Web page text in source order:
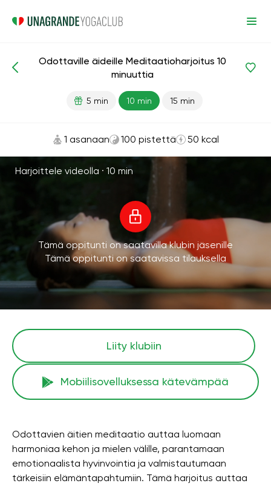
Meditaatiot ja hengitys Äitiys
Odottaville äideille Meditaatioharjoitus 10
minuuttia
5 min 10 min 15 min
1 asanaan 100 pistettä 50 kcal
Harjoittele videolla · 10 min
Tämä oppitunti on saatavilla klubin jäsenille
Tämä oppitunti on saatavissa tilauksella
Liity klubiin
Mobiilisovelluksessa kätevämpää
Odottavien äitien meditaatio auttaa luomaan
harmoniaa kehon ja mielen välille, parantamaan
emotionaalista hyvinvointia ja valmistautumaan
tärkeisiin elämäntapahtumiin. Tämä harjoitus auttaa